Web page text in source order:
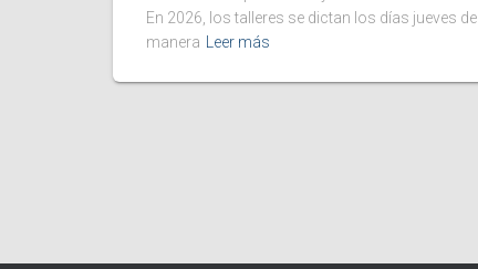
En 2026, los talleres se dictan los días jueves de
manera
Leer más